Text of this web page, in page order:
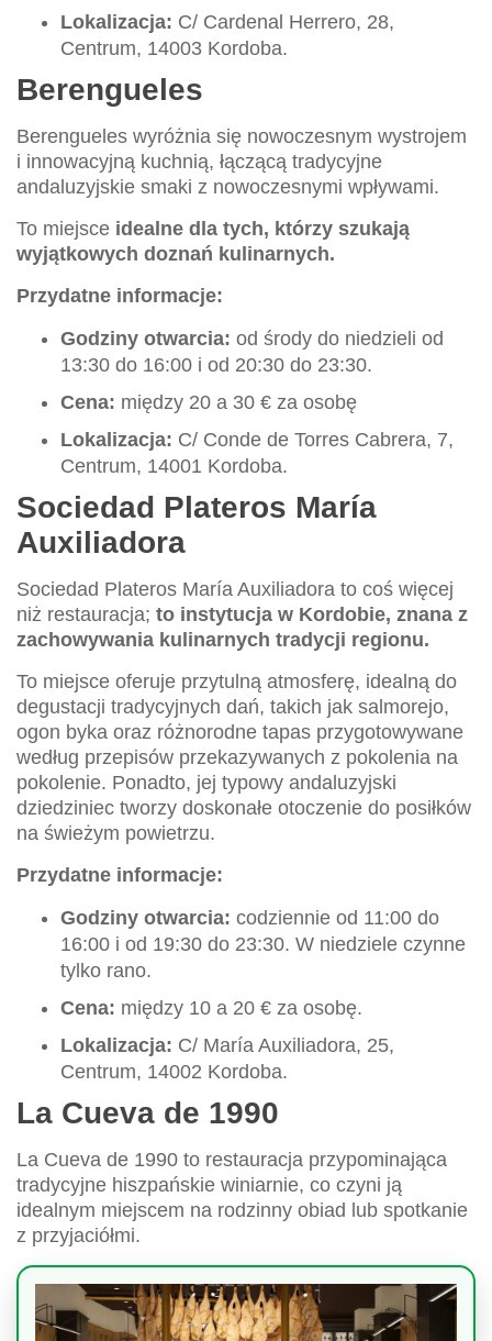
Lokalizacja: C/ Cardenal Herrero, 28,
Centrum, 14003 Kordoba.
Berengueles
Berengueles wyróżnia się nowoczesnym wystrojem
i innowacyjną kuchnią, łączącą tradycyjne
andaluzyjskie smaki z nowoczesnymi wpływami.
To miejsce idealne dla tych, którzy szukają
wyjątkowych doznań kulinarnych.
Przydatne informacje:
Godziny otwarcia: od środy do niedzieli od
13:30 do 16:00 i od 20:30 do 23:30.
Cena: między 20 a 30 € za osobę
Lokalizacja: C/ Conde de Torres Cabrera, 7,
Centrum, 14001 Kordoba.
Sociedad Plateros María
Auxiliadora
Sociedad Plateros María Auxiliadora to coś więcej
niż restauracja; to instytucja w Kordobie, znana z
zachowywania kulinarnych tradycji regionu.
To miejsce oferuje przytulną atmosferę, idealną do
degustacji tradycyjnych dań, takich jak salmorejo,
ogon byka oraz różnorodne tapas przygotowywane
według przepisów przekazywanych z pokolenia na
pokolenie. Ponadto, jej typowy andaluzyjski
dziedziniec tworzy doskonałe otoczenie do posiłków
na świeżym powietrzu.
Przydatne informacje:
Godziny otwarcia: codziennie od 11:00 do
16:00 i od 19:30 do 23:30. W niedziele czynne
tylko rano.
Cena: między 10 a 20 € za osobę.
Lokalizacja: C/ María Auxiliadora, 25,
Centrum, 14002 Kordoba.
La Cueva de 1990
La Cueva de 1990 to restauracja przypominająca
tradycyjne hiszpańskie winiarnie, co czyni ją
idealnym miejscem na rodzinny obiad lub spotkanie
z przyjaciółmi.